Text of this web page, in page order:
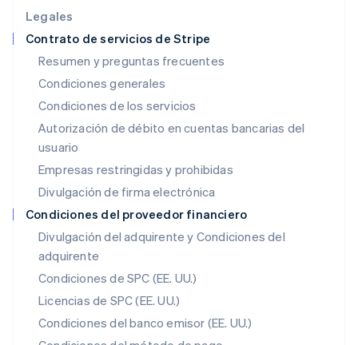
Legales
Contrato de servicios de Stripe
Resumen y preguntas frecuentes
Condiciones generales
Condiciones de los servicios
Autorización de débito en cuentas bancarias del
usuario
Empresas restringidas y prohibidas
Divulgación de firma electrónica
Condiciones del proveedor financiero
Divulgación del adquirente y Condiciones del
adquirente
Condiciones de SPC (EE. UU.)
Licencias de SPC (EE. UU.)
Condiciones del banco emisor (EE. UU.)
English
English
Italia
ItalianoEnglish
Japón
日本語English
Letonia
English
Liechtenstein
DeutschEnglish
Lituania
English
FrançaisDeutschEnglish
Malasia
English简体中文
English
México